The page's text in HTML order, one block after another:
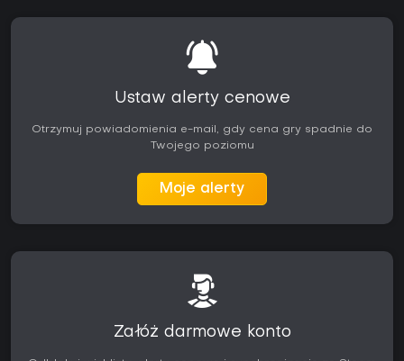
Ustaw alerty cenowe
Otrzymuj powiadomienia e-mail, gdy cena gry spadnie do
Twojego poziomu
Moje alerty
Załóż darmowe konto